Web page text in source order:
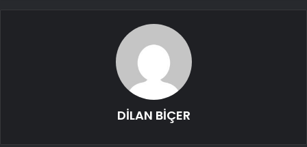
DİLAN BİÇER